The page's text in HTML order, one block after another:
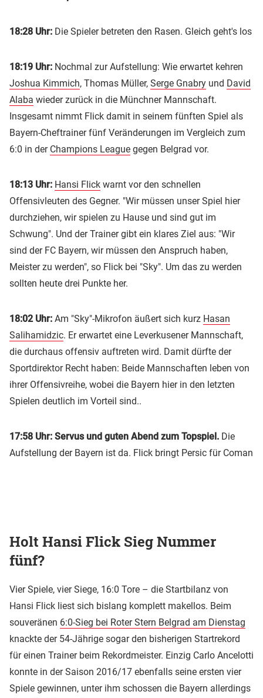
18:28 Uhr: Die Spieler betreten den Rasen. Gleich geht's los
18:19 Uhr: Nochmal zur Aufstellung: Wie erwartet kehren
Joshua Kimmich, Thomas Müller, Serge Gnabry und David
Alaba wieder zurück in die Münchner Mannschaft.
Insgesamt nimmt Flick damit in seinem fünften Spiel als
Bayern-Cheftrainer fünf Veränderungen im Vergleich zum
6:0 in der Champions League gegen Belgrad vor.
18:13 Uhr: Hansi Flick warnt vor den schnellen
Offensivleuten des Gegner. "Wir müssen unser Spiel hier
durchziehen, wir spielen zu Hause und sind gut im
Schwung". Und der Trainer gibt ein klares Ziel aus: "Wir
sind der FC Bayern, wir müssen den Anspruch haben,
Meister zu werden", so Flick bei "Sky". Um das zu werden
sollten heute drei Punkte her.
18:02 Uhr: Am "Sky"-Mikrofon äußert sich kurz Hasan
Salihamidzic. Er erwartet eine Leverkusener Mannschaft,
die durchaus offensiv auftreten wird. Damit dürfte der
Sportdirektor Recht haben: Beide Mannschaften leben von
ihrer Offensivreihe, wobei die Bayern hier in den letzten
Spielen deutlich im Vorteil sind..
17:58 Uhr: Servus und guten Abend zum Topspiel. Die
Aufstellung der Bayern ist da. Flick bringt Persic für Coman
Holt Hansi Flick Sieg Nummer
fünf?
Vier Spiele, vier Siege, 16:0 Tore – die Startbilanz von
Hansi Flick liest sich bislang komplett makellos. Beim
souveränen 6:0-Sieg bei Roter Stern Belgrad am Dienstag
knackte der 54-Jährige sogar den bisherigen Startrekord
für einen Trainer beim Rekordmeister. Einzig Carlo Ancelotti
konnte in der Saison 2016/17 ebenfalls seine ersten vier
Spiele gewinnen, unter ihm schossen die Bayern allerdings